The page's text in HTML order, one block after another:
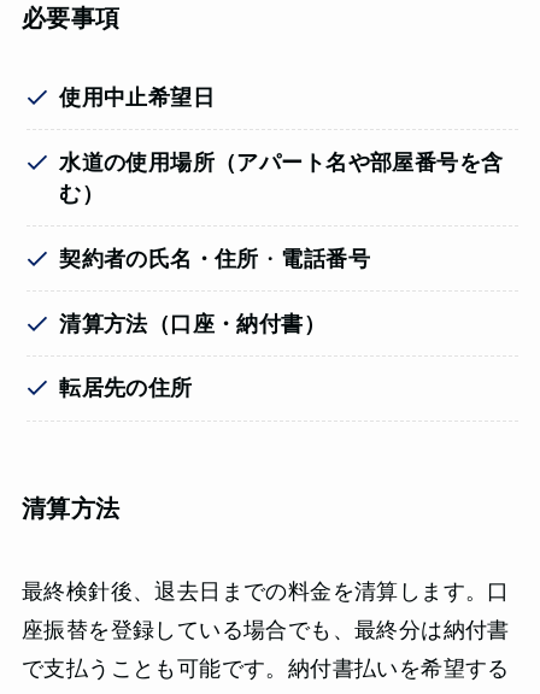
必要事項
使用中止希望日
水道の使用場所（アパート名や部屋番号を含
む）
契約者の氏名・住所 ・ 電話番号
清算方法（口座・納付書）
転居先の住所
清算方法
最終検針後、退去日までの料金を清算します。口
座振替を登録している場合でも、最終分は納付書
で支払うことも可能です。納付書払いを希望する